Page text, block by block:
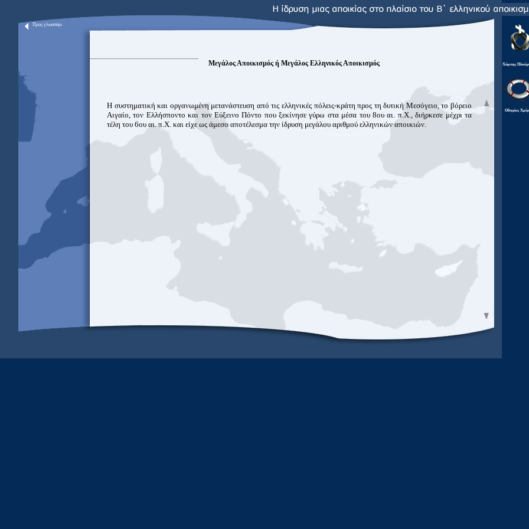
Μεγάλος Αποικισμός ή Μεγάλος Ελληνικός Αποικισμός
Προς γλωσσάρι
Χάρτης
Οδηγίες
Η συστηματική και οργανωμένη μετανάστευση από τις ελληνικές πόλεις-κράτη προς τη δυτική Μεσόγειο, το βόρειο
Αιγαίο, τον Ελλήσποντο και τον Εύξεινο Πόντο που ξεκίνησε γύρω στα μέσα του 8ου αι. π.Χ., διήρκεσε μέχρι τα
τέλη του 6ου αι. π.Χ. και είχε ως άμεσο αποτέλεσμα την ίδρυση μεγάλου αριθμού ελληνικών αποικιών.